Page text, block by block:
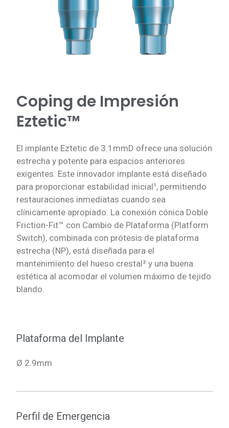
Coping de Impresión
Eztetic™
El implante Eztetic de 3.1mmD ofrece una solución
estrecha y potente para espacios anteriores
exigentes. Este innovador implante está diseñado
para proporcionar estabilidad inicial¹, permitiendo
restauraciones inmediatas cuando sea
clínicamente apropiado. La conexión cónica Doble
Friction-Fit™ con Cambio de Plataforma (Platform
Switch), combinada con prótesis de plataforma
estrecha (NP), está diseñada para el
mantenimiento del hueso crestal² y una buena
estética al acomodar el volumen máximo de tejido
blando.
Plataforma del Implante
Ø 2.9mm
Perfil de Emergencia